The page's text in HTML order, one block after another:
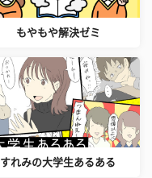
もやもや解決ゼミ
すれみの大学生あるある